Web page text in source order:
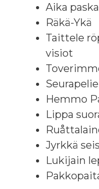
Aika
Räkä-Ykä
Taittele
visiot
Hemmo
Lippa
Jyrkkä
Lukijain